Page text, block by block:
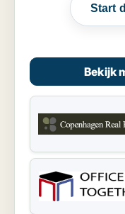
Start
Bekijk